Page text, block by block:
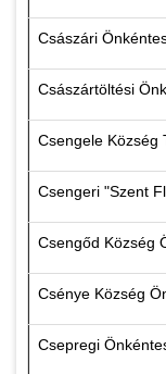
Császári
Császártöltési
Csengele Község
Csengeri "Szent
Csengőd Község
Csénye Község
Csepregi